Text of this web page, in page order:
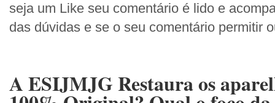
seja um Like seu comentário é lido e
das dúvidas e se o seu comentário permitir
A ESIJMJG Restaura os